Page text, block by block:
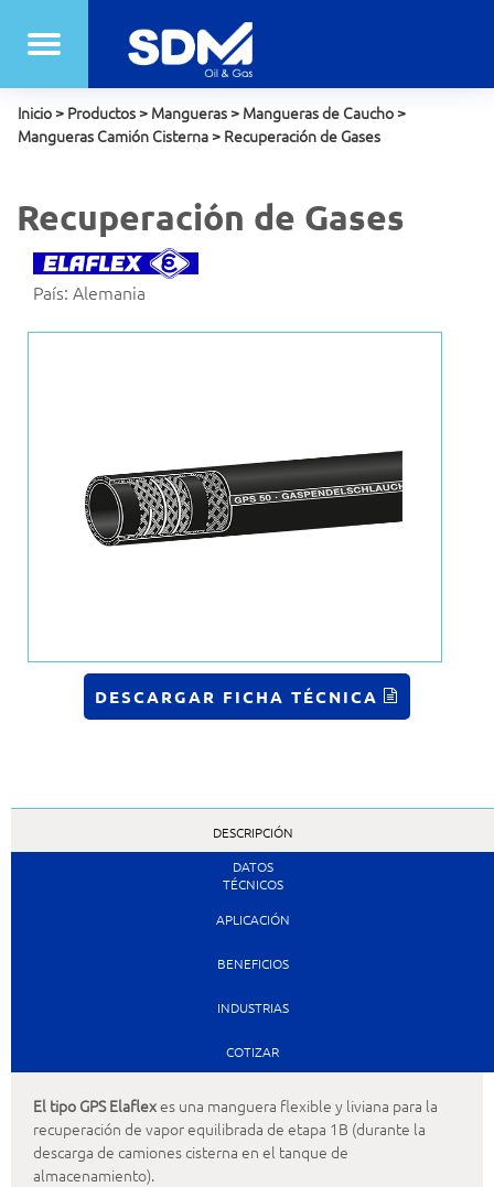
Inicio> Productos> Mangueras> Mangueras de Caucho>
Mangueras Camión Cisterna> Recuperación de Gases
Recuperación de Gases
País: Alemania
DESCARGAR FICHA TÉCNICA
DESCRIPCIÓN
DATOS
TÉCNICOS
APLICACIÓN
BENEFICIOS
INDUSTRIAS
COTIZAR
El tipo GPS Elaflexes una manguera flexible y liviana para la
recuperación de vapor equilibrada de etapa 1B (durante la
descarga de camiones cisterna en el tanque de
almacenamiento).